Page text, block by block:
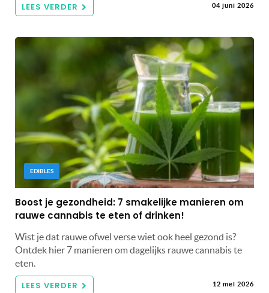
LEES VERDER 04 juni 2026
EDIBLES
Boost je gezondheid: 7 smakelijke manieren om
rauwe cannabis te eten of drinken!
Wist je dat rauwe ofwel verse wiet ook heel gezond is?
Ontdek hier 7 manieren om dagelijks rauwe cannabis te
eten.
LEES VERDER 12 mei 2026